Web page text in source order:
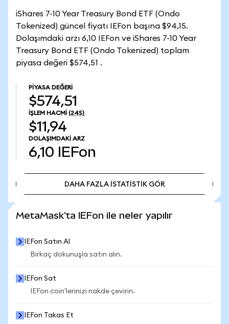
iShares 7-10 Year Treasury Bond ETF (Ondo
Tokenized) güncel fiyatı IEFon başına $94,15.
Dolaşımdaki arzı 6,10 IEFon ve iShares 7-10 Year
Treasury Bond ETF (Ondo Tokenized) toplam
piyasa değeri $574,51 .
PIYASA DEĞERI
$574,51
İŞLEM HACMI (24S)
$11,94
DOLAŞIMDAKI ARZ
6,10 IEFon
DAHA FAZLA İSTATİSTİK GÖR
MetaMask'ta IEFon ile neler yapılır
IEFon Satın Al
Birkaç dokunuşla satın alın.
IEFon Sat
IEFon coin'lerinizi nakde çevirin.
IEFon Takas Et